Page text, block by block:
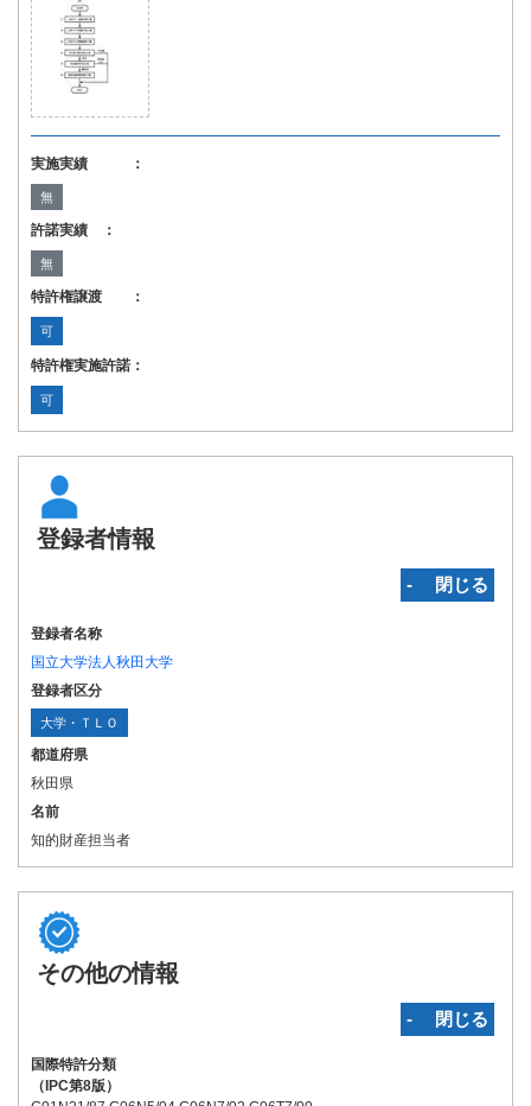
実施実績 ：
無
許諾実績 ：
無
特許権譲渡 ：
可
特許権実施許諾：
可
登録者情報
‐ 閉じる
登録者名称
国立大学法人秋田大学
登録者区分
大学・ＴＬＯ
都道府県
秋田県
名前
知的財産担当者
その他の情報
‐ 閉じる
国際特許分類
（IPC第8版）